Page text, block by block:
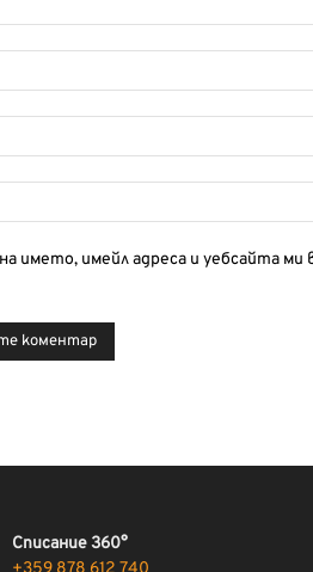
името, имейл адреса и уебсайта
Списание 360°